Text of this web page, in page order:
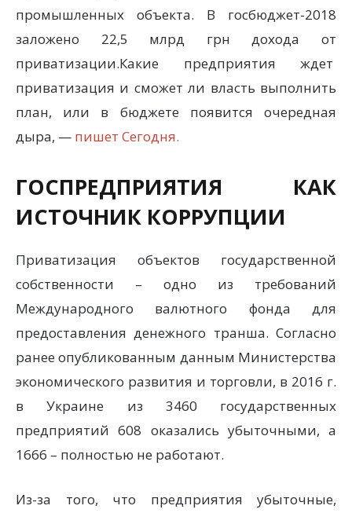
промышленных объекта. В госбюджет-2018
заложено 22,5 млрд грн дохода от
приватизации.Какие предприятия ждет
приватизация и сможет ли власть выполнить
план, или в бюджете появится очередная
дыра, — пишет Сегодня.
ГОСПРЕДПРИЯТИЯ КАК
ИСТОЧНИК КОРРУПЦИИ
Приватизация объектов государственной
собственности – одно из требований
Международного валютного фонда для
предоставления денежного транша. Согласно
ранее опубликованным данным Министерства
экономического развития и торговли, в 2016 г.
в Украине из 3460 государственных
предприятий 608 оказались убыточными, а
1666 – полностью не работают.
Из-за того, что предприятия убыточные,